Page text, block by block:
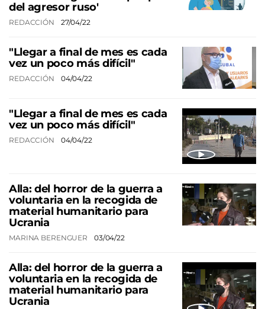
del agresor ruso'
REDACCIÓN 27/04/22
"Llegar a final de mes es cada
vez un poco más difícil"
REDACCIÓN 04/04/22
"Llegar a final de mes es cada
vez un poco más difícil"
REDACCIÓN 04/04/22
Alla: del horror de la guerra a
voluntaria en la recogida de
material humanitario para
Ucrania
MARINA BERENGUER 03/04/22
Alla: del horror de la guerra a
voluntaria en la recogida de
material humanitario para
Ucrania